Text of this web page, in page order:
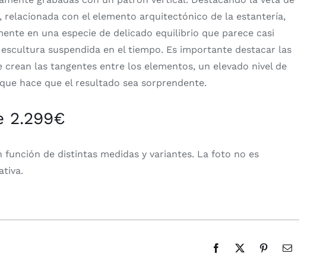
relacionada con el elemento arquitectónico de la estantería,
en una especie de delicado equilibrio que parece casi
suspendida en el tiempo. Es importante destacar las
crean las tangentes entre los elementos, un elevado nivel de
hace que el resultado sea sorprendente.
2.299€
función de distintas medidas y variantes. La foto no es